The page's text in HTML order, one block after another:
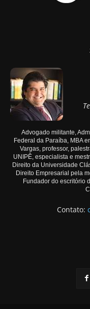
Advogado militante,
Federal da Paraíba, MBA
Vargas, professor,
UNIPÊ, especialista e
Direito da Universidade
Direito Empresarial pela
Fundador do escritório
Contato: